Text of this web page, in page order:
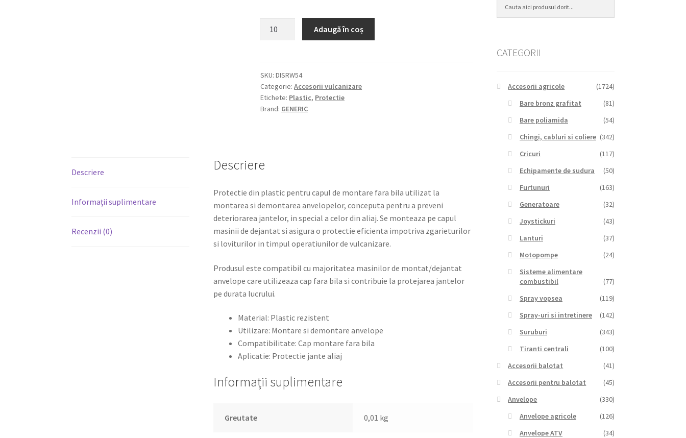
Adaugă în coș
SKU:DISRW54
Categorie:Accesorii vulcanizare
Etichete: Plastic, Protectie
Brand: GENERIC
Descriere
Informații suplimentare
Recenzii (0)
Descriere
Protectie din plastic pentru capul de montare fara bila utilizat la
montarea si demontarea anvelopelor, conceputa pentru a preveni
deteriorarea jantelor, in special a celor din aliaj. Se monteaza pe capul
masinii de dejantat si asigura o protectie eficienta impotriva zgarieturilor
si loviturilor in timpul operatiunilor de vulcanizare.
Produsul este compatibil cu majoritatea masinilor de montat/dejantat
anvelope care utilizeaza cap fara bila si contribuie la protejarea jantelor
pe durata lucrului.
Material: Plastic rezistent
Utilizare: Montare si demontare anvelope
Compatibilitate: Cap montare fara bila
Aplicatie: Protectie jante aliaj
Informații suplimentare
Greutate 0,01 kg
CATEGORII
Accesorii agricole
(1724)
Bare bronz grafitat
(81)
Bare poliamida
(54)
Chingi, cabluri si coliere (342)
Cricuri
(117)
Echipamente de sudura
(50)
Furtunuri
(163)
Generatoare
(32)
Joystickuri
(43)
Lanturi
(37)
Motopompe
(24)
Sisteme alimentare
combustibil
(77)
Spray vopsea
(119)
Spray-uri si intretinere
(142)
Suruburi
(343)
Tiranti centrali
(100)
Accesorii balotat
(41)
Accesorii pentru balotat
(45)
Anvelope
(330)
Anvelope agricole
(126)
Anvelope ATV
(34)